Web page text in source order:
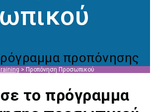
προπόνησης
> Προπόνηση Προσωπικού
το πρόγραμμα